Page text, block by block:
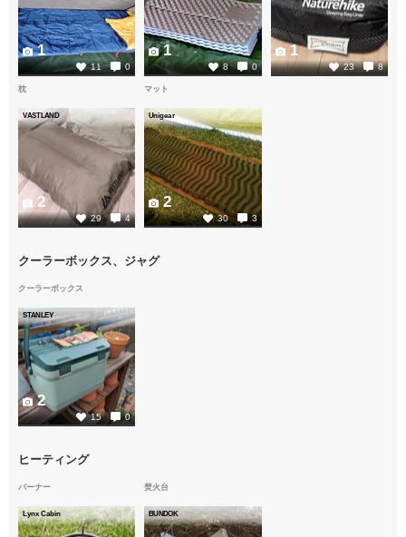
11 0
1
8 0
1
23 8
1
枕
VASTLAND
29 4
2
マット
Unigear
30 3
2
クーラーボックス、ジャグ
クーラーボックス
STANLEY
15 0
2
ヒーティング
バーナー
Lynx Cabin
焚火台
BUNDOK